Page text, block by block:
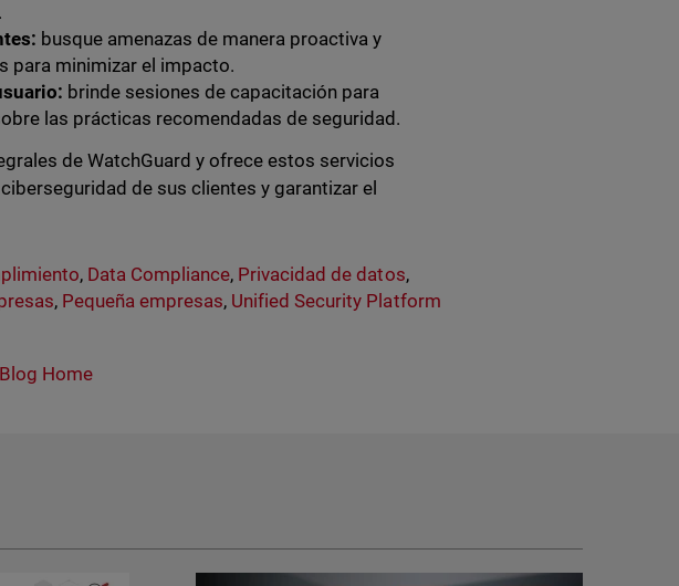
busque amenazas de manera proactiva y
para minimizar el impacto.
brinde sesiones de capacitación para
las prácticas recomendadas de seguridad.
de WatchGuard y ofrece estos servicios
de sus clientes y garantizar el
, Data Compliance, Privacidad de datos,
, Pequeña empresas, Unified Security Platform
Blog Home